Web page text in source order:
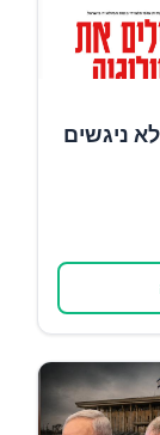
ניגשים